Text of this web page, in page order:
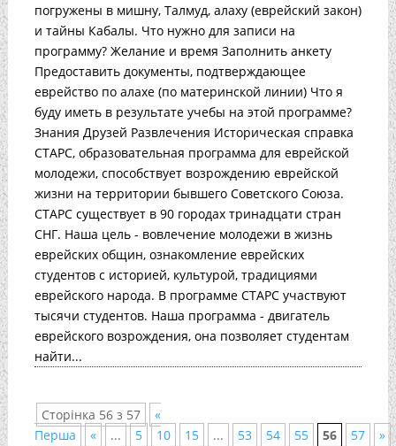
погружены в мишну, Талмуд, алаху (еврейский закон)
и тайны Кабалы. Что нужно для записи на
программу? Желание и время Заполнить анкету
Предоставить документы, подтверждающее
еврейство по алахе (по материнской линии) Что я
буду иметь в результате учебы на этой программе?
Знания Друзей Развлечения Историческая справка
СТАРС, образовательная программа для еврейской
молодежи, способствует возрождению еврейской
жизни на территории бывшего Советского Союза.
СТАРС существует в 90 городах тринадцати стран
СНГ. Наша цель - вовлечение молодежи в жизнь
еврейских общин, ознакомление еврейских
студентов с историей, культурой, традициями
еврейского народа. В программе СТАРС участвуют
тысячи студентов. Наша программа - двигатель
еврейского возрождения, она позволяет студентам
найти...
Сторінка 56 з 57
«
Перша
« ... 5 10 15 ... 53 54 55 56 57 »